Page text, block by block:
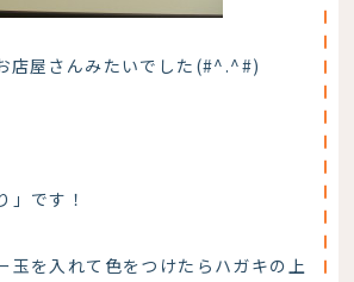
店屋さんみたいでした(#^.^#)
」です！
玉を入れて色をつけたらハガキの上